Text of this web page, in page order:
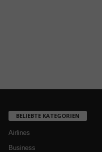
BELIEBTE KATEGORIEN
Airlines
Business